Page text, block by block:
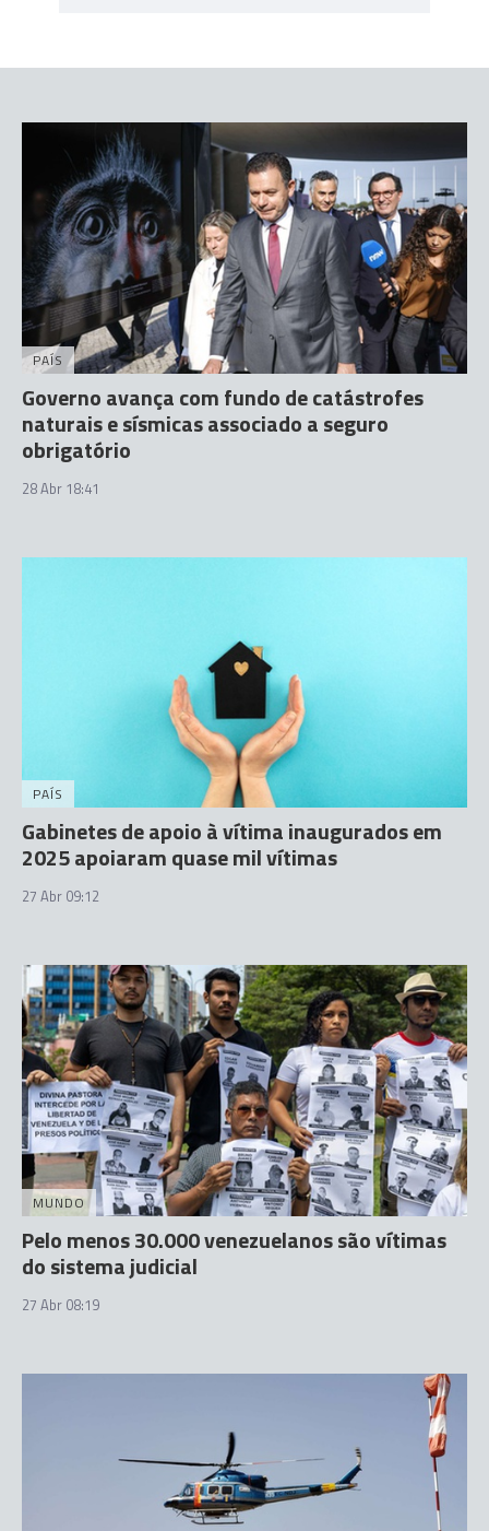
PAÍS
Governo avança com fundo de catástrofes
naturais e sísmicas associado a seguro
obrigatório
28 Abr 18:41
PAÍS
Gabinetes de apoio à vítima inaugurados em
2025 apoiaram quase mil vítimas
27 Abr 09:12
MUNDO
Pelo menos 30.000 venezuelanos são vítimas
do sistema judicial
27 Abr 08:19